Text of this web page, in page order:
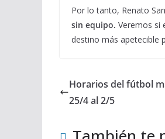
Por lo tanto, Renato
sin equipo. Veremos si
destino más apetecible
Horarios del fútbol
25/4 al 2/5